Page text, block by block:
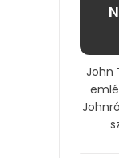
John